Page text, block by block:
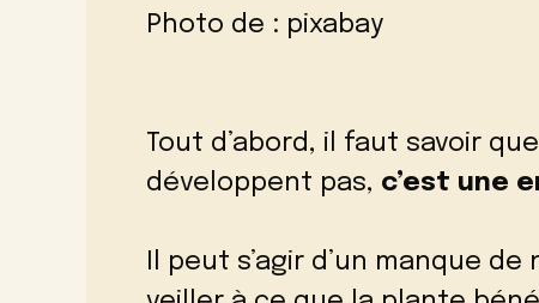
Photo de : pixabay
Tout d’abord, il faut savoir
développent pas, c’est une
Il peut s’agir d’un manque